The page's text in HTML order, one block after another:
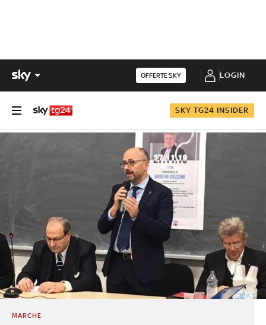
OFFERTE SKY LOGIN
SKY TG24 INSIDER
MARCHE